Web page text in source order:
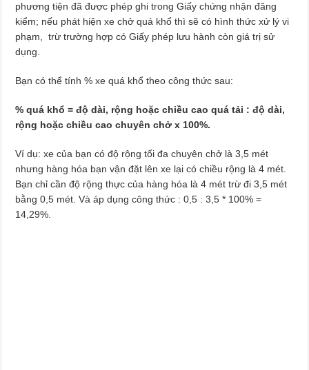
phương tiện đã được phép ghi trong Giấy chứng nhận đăng
kiểm; nếu phát hiện xe chở quá khổ thì sẽ có hình thức xử lý vi
phạm, trừ trường hợp có Giấy phép lưu hành còn giá trị sử
dụng.
Bạn có thể tính % xe quá khổ theo công thức sau:
% quá khổ = độ dài, rộng hoặc chiều cao quá tải : độ dài,
rộng hoặc chiều cao chuyên chở x 100%.
Ví dụ: xe của bạn có độ rộng tối đa chuyên chở là 3,5 mét
nhưng hàng hóa bạn vận đặt lên xe lại có chiều rộng là 4 mét.
Bạn chỉ cần độ rộng thực của hàng hóa là 4 mét trừ đi 3,5 mét
bằng 0,5 mét. Và áp dụng công thức : 0,5 : 3,5 * 100% =
14,29%.